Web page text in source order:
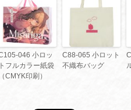
046 小ロッ
トフルカラー紙袋
（CMYK印刷）
C88-065 小ロット
不織布バッグ